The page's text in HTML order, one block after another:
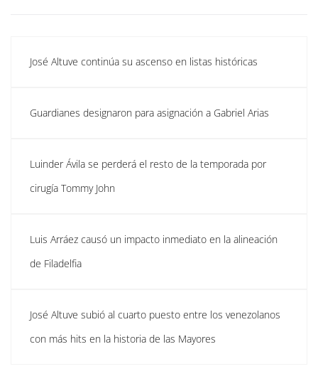
José Altuve continúa su ascenso en listas históricas
Guardianes designaron para asignación a Gabriel Arias
Luinder Ávila se perderá el resto de la temporada por
cirugía Tommy John
Luis Arráez causó un impacto inmediato en la alineación
de Filadelfia
José Altuve subió al cuarto puesto entre los venezolanos
con más hits en la historia de las Mayores